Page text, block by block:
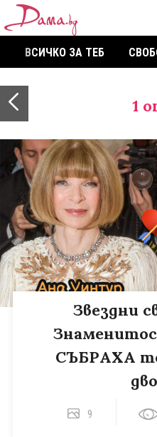
ВСИЧКО ЗА ТЕБ
1
Звездни
СЪБРАХА
9